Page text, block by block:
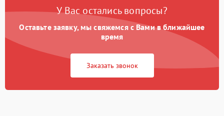
Поломка системы GPS 2000 ₽ Подробнее →
Повреждение системы
защиты от перегрузок
1500 ₽
автоматического
1500 ₽ Подробнее →
У Вас остались вопросы?
Оставьте заявку, мы свяжемся с Вами в ближайшее
время
Заказать звонок